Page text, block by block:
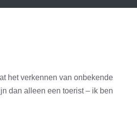
het verkennen van onbekende
dan alleen een toerist – ik ben